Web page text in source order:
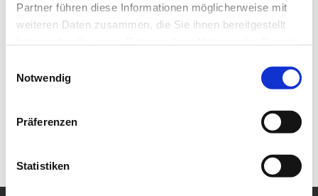
Partner führen diese Informationen möglicherweise mit
weiteren Daten zusammen, die Sie ihnen bereitgestellt
Notwendig
Präferenzen
Statistiken